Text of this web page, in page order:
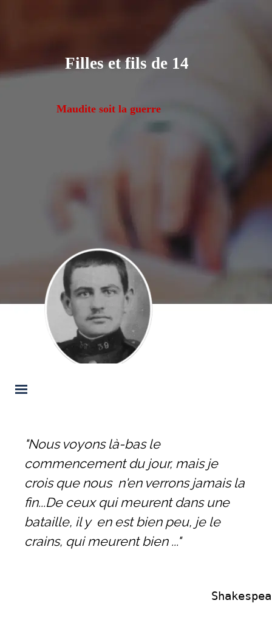
Filles et fils de 14
Maudite soit la guerre
"Nous voyons là-bas le
commencement du jour, mais je
crois que nous n'en verrons jamais la
fin...De ceux qui meurent dans une
bataille, il y en est bien peu, je le
crains, qui meurent bien ..."
Shakespeare,